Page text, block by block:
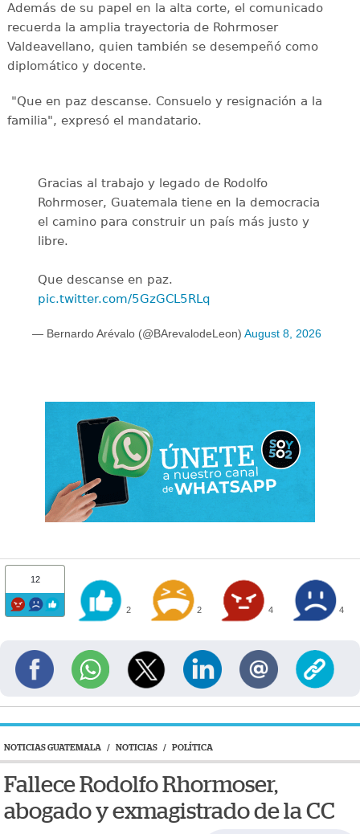
Además de su papel en la alta corte, el comunicado
recuerda la amplia trayectoria de Rohrmoser
Valdeavellano, quien también se desempeñó como
diplomático y docente.
"Que en paz descanse. Consuelo y resignación a la
familia", expresó el mandatario.
Gracias al trabajo y legado de Rodolfo
Rohrmoser, Guatemala tiene en la democracia
el camino para construir un país más justo y
libre.
Que descanse en paz.
pic.twitter.com/5GzGCL5RLq
— Bernardo Arévalo (@BArevalodeLeon) August 8, 2026
12
2 2 4 4
NOTICIAS GUATEMALA / NOTICIAS / POLÍTICA
Fallece Rodolfo Rhormoser,
abogado y exmagistrado de la CC